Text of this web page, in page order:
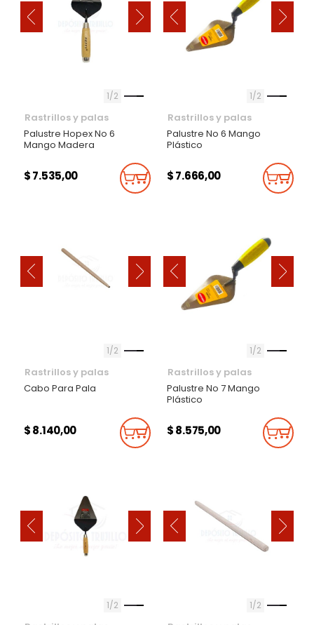
‹ ›
1 2
Rastrillos y palas
Palustre Hopex No 6
Mango Madera
$ 7.535,00 Añadir Al Carrito
‹ ›
1 2
Rastrillos y palas
Palustre No 6 Mango
Plástico
$ 7.666,00
‹ ›
1 2
Rastrillos y palas
Cabo Para Pala
$ 8.140,00 Añadir Al Carrito
‹ ›
1 2
Rastrillos y palas
Palustre No 7 Mango
Plástico
$ 8.575,00
‹ ›
1 2
‹ ›
1 2